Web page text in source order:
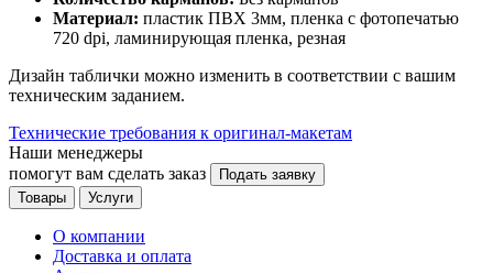
Материал: пластик ПВХ 3мм, пленка с фотопечатью
720 dpi, ламинирующая пленка, резная
Дизайн таблички можно изменить в соответствии с вашим
техническим заданием.
Технические требования к оригинал-макетам
Наши менеджеры
помогут вам сделать заказ
Подать заявку
Товары
Услуги
О компании
Доставка и оплата